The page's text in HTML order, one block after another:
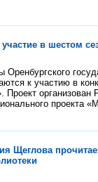
в шестом
Оренбургского
к участию в
Проект
проекта
Щеглова